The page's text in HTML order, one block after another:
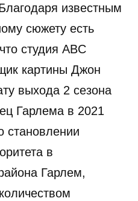
известным
сюжету есть
студия ABC
картины Джон
выхода 2 сезона
Гарлема в 2021
становлении
в
Гарлем,